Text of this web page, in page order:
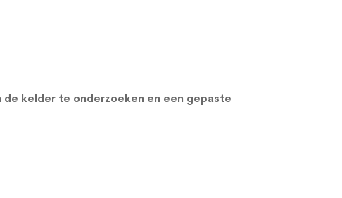
kelder te onderzoeken en een gepaste